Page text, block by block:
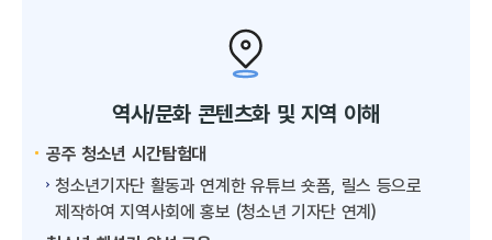
역사/문화 콘텐츠화 및 지역 이해
공주 청소년 시간탐험대
청소년기자단 활동과 연계한 유튜브 숏폼, 릴스 등으로
제작하여 지역사회에 홍보 (청소년 기자단 연계)